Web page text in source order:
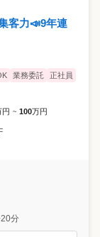
客力📣9年連
業務委託
正社員
円 ~ 100万円
分